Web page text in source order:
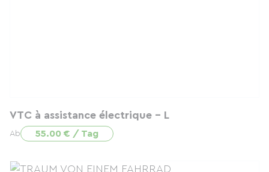
VTC à assistance électrique - L
Ab 55.00 € / Tag